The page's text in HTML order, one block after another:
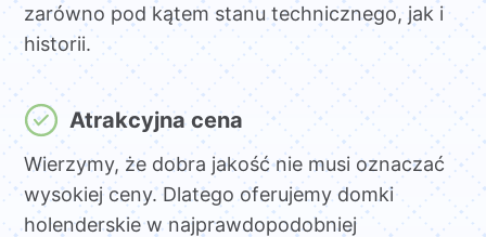
zarówno pod kątem stanu technicznego, jak i
historii.
Atrakcyjna cena
Wierzymy, że dobra jakość nie musi oznaczać
wysokiej ceny. Dlatego oferujemy domki
holenderskie w najprawdopodobniej